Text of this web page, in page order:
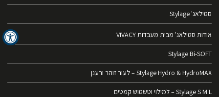
סטילאג' Stylage
אודות סטילאג' מבית מעבדות VIVACY
Stylage Bi-SOFT
Stylage Hydro & HydroMAX – לעור זוהר ורענן
Stylage S M L – למילוי וטשטוש קמטים